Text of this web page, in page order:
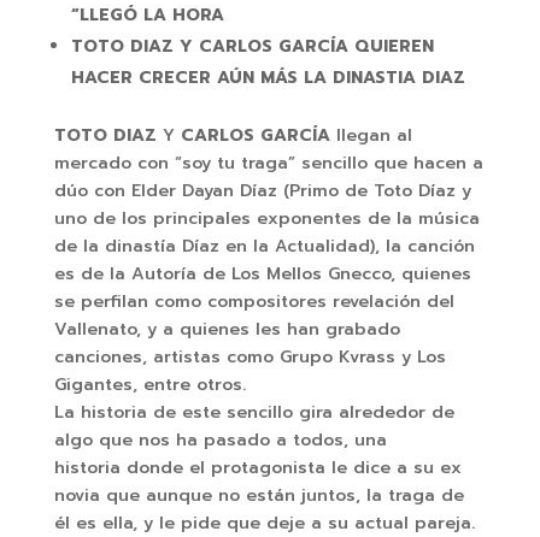
“LLEGÓLA HORA
TOTO DIAZ Y CARLOS GARCÍAQUIEREN
HACER CRECER AÚN MÁS LA DINASTIA DIAZ
TOTO DIAZ Y CARLOS GARCÍAllegan al
mercado con “soy tu traga” sencillo que hacen a
dúo con Elder Dayan Díaz (Primo de Toto Díaz y
uno de los principales exponentes de la música
de la dinastía Díaz en la Actualidad), la canción
es de la Autoría de Los Mellos Gnecco, quienes
se perfilan como compositores revelación del
Vallenato, y a quienes les han grabado
canciones, artistas como Grupo Kvrass y Los
Gigantes, entre otros.
La historia de este sencillo gira alrededor de
algo que nos ha pasado a todos, una
historia donde el protagonista le dice a su ex
novia que aunque no están juntos, la traga de
él es ella, y le pide que deje a su actual pareja.